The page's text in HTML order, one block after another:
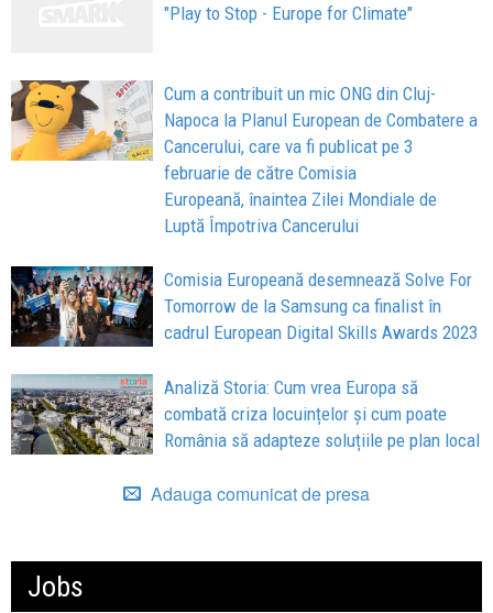
"Play to Stop - Europe for Climate"
Cum a contribuit un mic ONG din Cluj-
Napoca la Planul European de Combatere a
Cancerului, care va fi publicat pe 3
februarie de către Comisia
Europeană, înaintea Zilei Mondiale de
Luptă Împotriva Cancerului
Comisia Europeană desemnează Solve For
Tomorrow de la Samsung ca finalist în
cadrul European Digital Skills Awards 2023
Analiză Storia: Cum vrea Europa să
combată criza locuințelor și cum poate
România să adapteze soluțiile pe plan local
Adauga comunicat de presa
Jobs